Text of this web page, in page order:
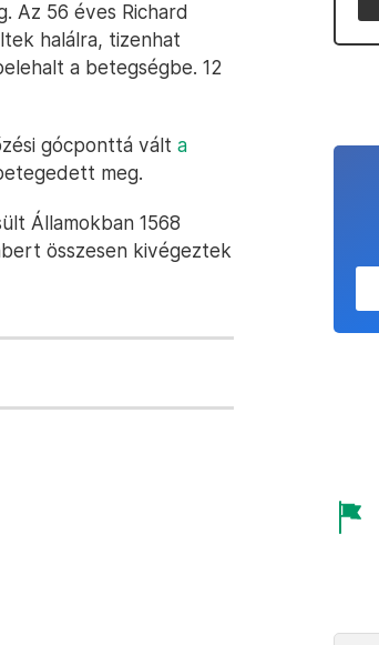
Az 56 éves Richard
halálra, tizenhat
a betegségbe. 12
gócponttá vált a
meg.
Államokban 1568
összesen kivégeztek